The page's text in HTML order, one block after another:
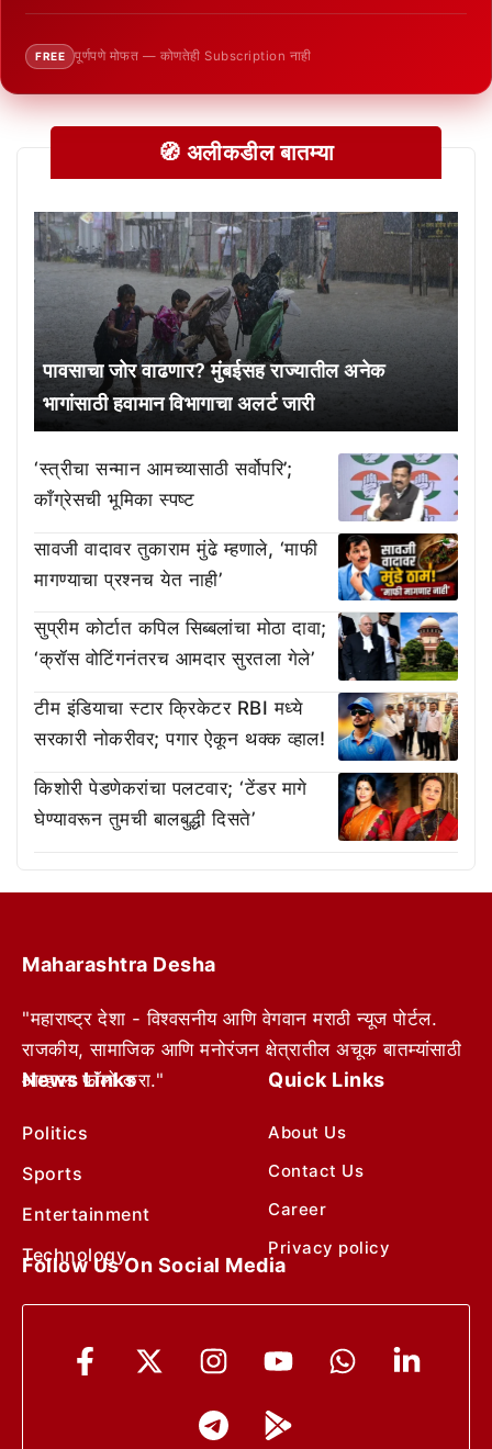
FREE पूर्णपणे मोफत — कोणतेही Subscription नाही
🧭 अलीकडील बातम्या
पावसाचा जोर वाढणार? मुंबईसह राज्यातील अनेक
भागांसाठी हवामान विभागाचा अलर्ट जारी
‘स्त्रीचा सन्मान आमच्यासाठी सर्वोपरि’;
काँग्रेसची भूमिका स्पष्ट
सावजी वादावर तुकाराम मुंढे म्हणाले, ‘माफी
मागण्याचा प्रश्नच येत नाही’
सुप्रीम कोर्टात कपिल सिब्बलांचा मोठा दावा;
‘क्रॉस वोटिंगनंतरच आमदार सुरतला गेले’
टीम इंडियाचा स्टार क्रिकेटर RBI मध्ये
सरकारी नोकरीवर; पगार ऐकून थक्क व्हाल!
किशोरी पेडणेकरांचा पलटवार; ‘टेंडर मागे
घेण्यावरून तुमची बालबुद्धी दिसते’
Maharashtra Desha
"महाराष्ट्र देशा - विश्वसनीय आणि वेगवान मराठी न्यूज पोर्टल.
राजकीय, सामाजिक आणि मनोरंजन क्षेत्रातील अचूक बातम्यांसाठी
आम्हाला फॉलो करा."
News Links
Politics
Sports
Entertainment
Technology
Quick Links
About Us
Contact Us
Career
Privacy policy
Follow Us On Social Media